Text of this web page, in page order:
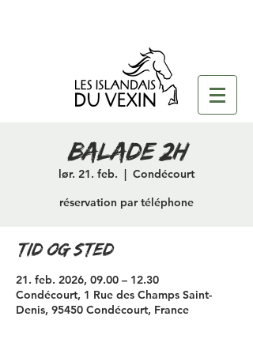
Balade 2H
lør. 21. feb.
  |
Condécourt
réservation par téléphone
Tid og sted
21. feb. 2026, 09.00 – 12.30
Condécourt, 1 Rue des Champs Saint-
Denis, 95450 Condécourt, France